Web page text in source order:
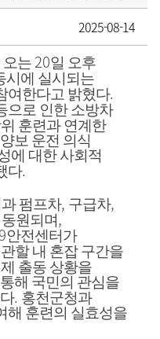
2025-08-14
오는20일 오후
시에 실시되는
여한다고 밝혔다.
으로 인한 소방차
훈련과 연계한
보 운전 의식
에 대한 사회적
다.
펌프차, 구급차,
원되며,
안전센터가
할 내 혼잡 구간을
출동 상황을
해 국민의 관심을
. 홍천군청과
해 훈련의 실효성을